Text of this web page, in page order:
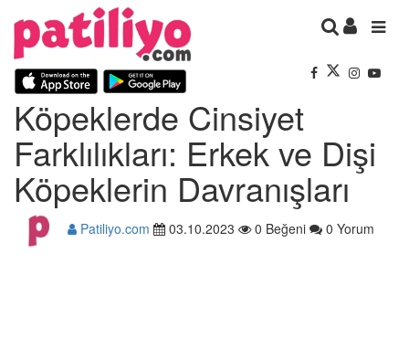
Köpeklerde Cinsiyet
Farklılıkları: Erkek ve Dişi
Köpeklerin Davranışları
Patiliyo.com 03.10.2023 0 Beğeni 0 Yorum